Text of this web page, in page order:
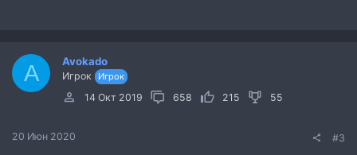
:
A Avokado
Игрок Игрок
14 Окт 2019 658 215 55
20 Июн 2020 #3